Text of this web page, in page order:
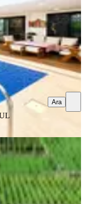
Ara
Yaşam Fırsatı